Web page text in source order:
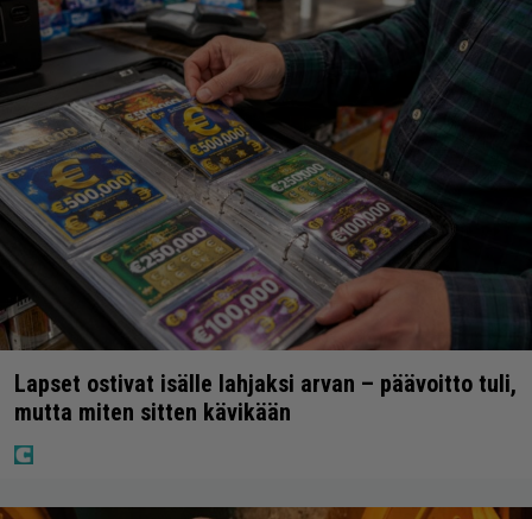
Lapset ostivat isälle lahjaksi arvan – päävoitto tuli,
mutta miten sitten kävikään